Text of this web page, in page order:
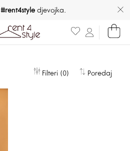
#rent4styledjevojka.
Filteri (0) Poredaj